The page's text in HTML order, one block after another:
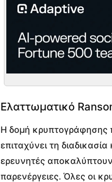
Ελαττωματικό
Η δομή κρυπτογράφησης
επιταχύνει τη
ερευνητές
παρενέργειες. Όλες οι